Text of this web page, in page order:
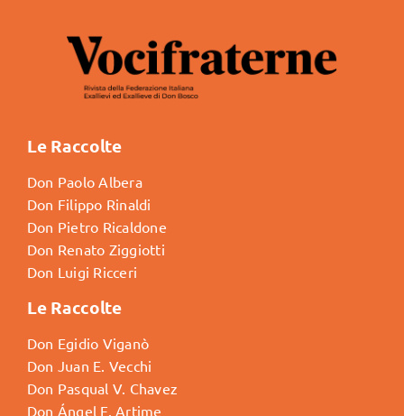
Le Raccolte
Don Paolo Albera
Don Filippo Rinaldi
Don Pietro Ricaldone
Don Renato Ziggiotti
Don Luigi Ricceri
Le Raccolte
Don Egidio Viganò
Don Juan E. Vecchi
Don Pasqual V. Chavez
Don Ángel F. Artime